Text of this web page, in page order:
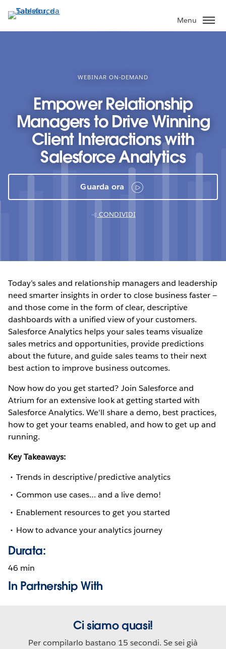
Passa
contenuto
Menu
WEBINAR ON-DEMAND
Empower Relationship
Managers to Drive Winning
Client Interactions with
Salesforce Analytics
Guarda ora
CONDIVIDI
Today’s sales and relationship managers and leadership
need smarter insights in order to close business faster —
and those come in the form of clear, descriptive
dashboards with a unified view of your customers.
Salesforce Analytics helps your sales teams visualize
sales metrics and opportunities, provide predictions
about the future, and guide sales teams to their next
best action to improve business outcomes.
Now how do you get started? Join Salesforce and
Atrium for an extensive look at getting started with
Salesforce Analytics. We'll share a demo, best practices,
how to get your teams enabled, and how to get up and
running.
Key Takeaways:
Trends in descriptive/predictive analytics
Common use cases… and a live demo!
Enablement resources to get you started
How to advance your analytics journey
Durata:
46 min
In Partnership With
Ci siamo quasi!
Per compilarlo bastano 15 secondi. Se sei già